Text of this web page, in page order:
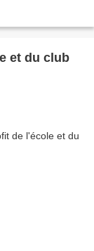
et du club